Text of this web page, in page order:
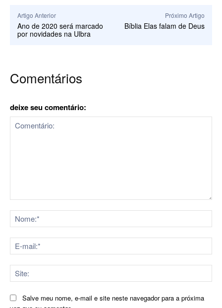
Artigo Anterior
Ano de 2020 será marcado
por novidades na Ulbra
Próximo Artigo
Bíblia Elas falam de Deus
Comentários
deixe seu comentário:
Salve meu nome, e-mail e site neste navegador para a próxima